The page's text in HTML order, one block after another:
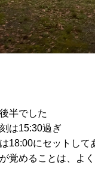
半でした
は15:30過ぎ
18:00にセットして
覚めることは、よ